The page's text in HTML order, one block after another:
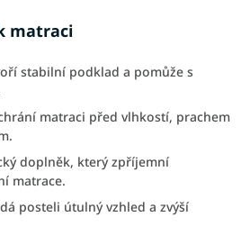
matraci
stabilní podklad a pomůže s
matraci před vlhkostí, prachem
doplněk, který zpříjemní
matrace.
posteli útulný vzhled a zvýší